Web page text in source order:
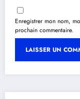
Enregistrer mon nom,
prochain commentaire.